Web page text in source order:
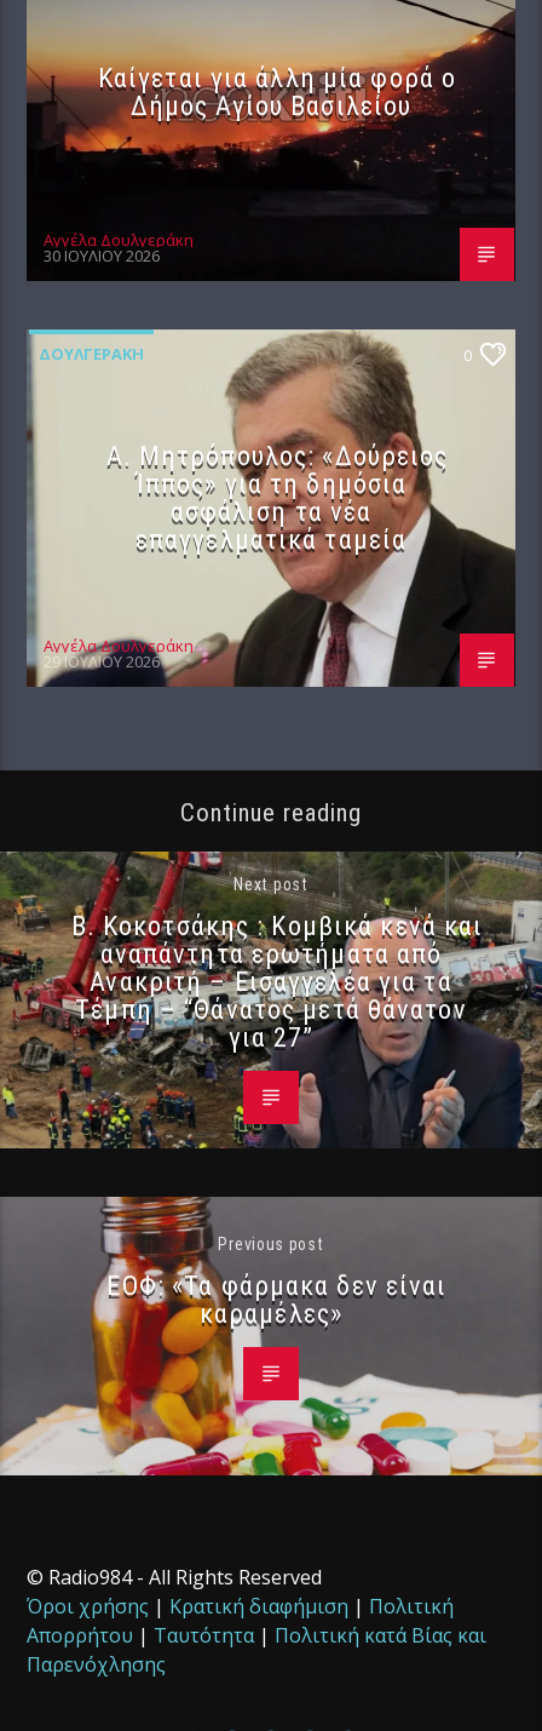
Καίγεται για άλλη μία φορά ο
Δήμος Αγίου Βασιλείου
Αγγέλα Δουλγεράκη
30 ΙΟΥΛΊΟΥ 2026
ΔΟΥΛΓΕΡΆΚΗ 0
Α. Μητρόπουλος: «Δούρειος
Ίππος» για τη δημόσια
ασφάλιση τα νέα
επαγγελματικά ταμεία
Αγγέλα Δουλγεράκη
29 ΙΟΥΛΊΟΥ 2026
Continue reading
Next post
Β. Κοκοτσάκης : Κομβικά κενά και
αναπάντητα ερωτήματα από
Ανακριτή – Εισαγγελέα για τα
Τέμπη – “Θάνατος μετά θάνατον
για 27”
Previous post
ΕΟΦ: «Τα φάρμακα δεν είναι
καραμέλες»
© Radio984 - All Rights Reserved
Όροι χρήσης | Κρατική διαφήμιση | Πολιτική
Απορρήτου | Ταυτότητα| Πολιτική κατά Βίας και
Παρενόχλησης